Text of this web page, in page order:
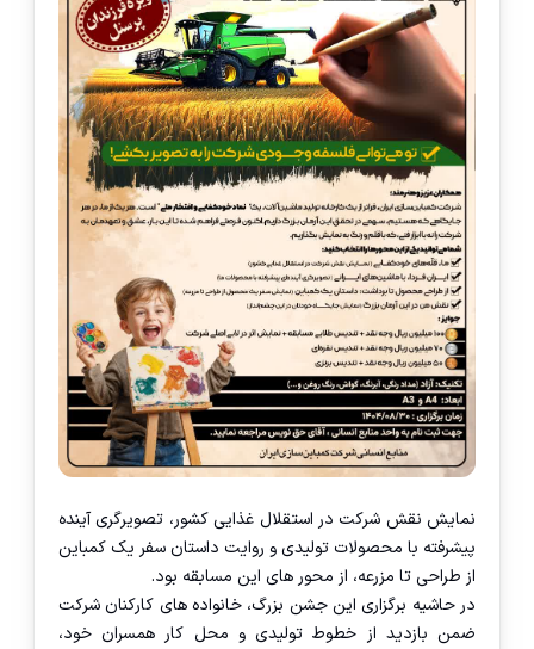
نمایش نقش شرکت در استقلال غذایی کشور، تصویرگری آینده
پیشرفته با محصولات تولیدی و روایت داستان سفر یک کمباین
از طراحی تا مزرعه، از محور های این مسابقه بود.
در حاشیه برگزاری این جشن بزرگ، خانواده های کارکنان شرکت
ضمن بازدید از خطوط تولیدی و محل کار همسران خود،